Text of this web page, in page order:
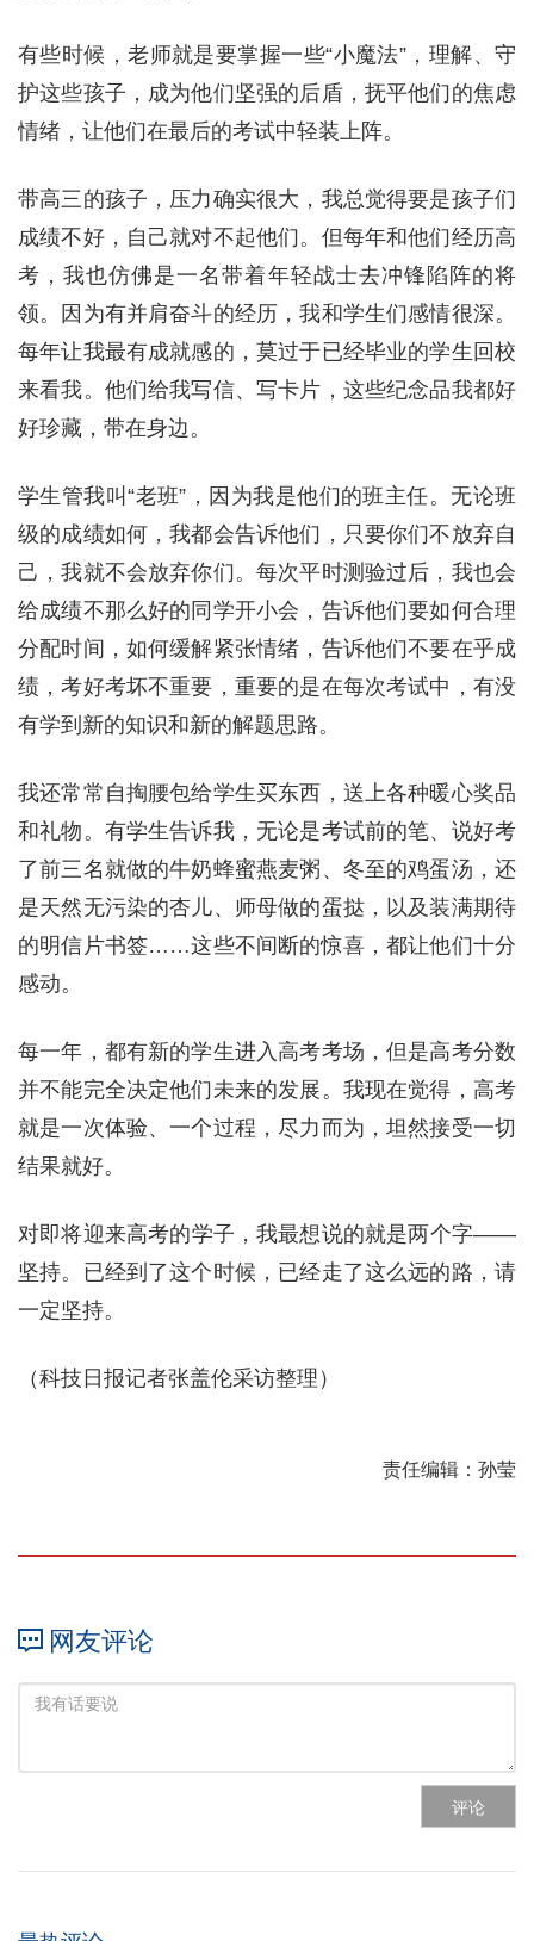
有些时候，老师就是要掌握一些“小魔法”，理解、守
护这些孩子，成为他们坚强的后盾，抚平他们的焦虑
情绪，让他们在最后的考试中轻装上阵。
带高三的孩子，压力确实很大，我总觉得要是孩子们
成绩不好，自己就对不起他们。但每年和他们经历高
考，我也仿佛是一名带着年轻战士去冲锋陷阵的将
领。因为有并肩奋斗的经历，我和学生们感情很深。
每年让我最有成就感的，莫过于已经毕业的学生回校
来看我。他们给我写信、写卡片，这些纪念品我都好
好珍藏，带在身边。
学生管我叫“老班”，因为我是他们的班主任。无论班
级的成绩如何，我都会告诉他们，只要你们不放弃自
己，我就不会放弃你们。每次平时测验过后，我也会
给成绩不那么好的同学开小会，告诉他们要如何合理
分配时间，如何缓解紧张情绪，告诉他们不要在乎成
绩，考好考坏不重要，重要的是在每次考试中，有没
有学到新的知识和新的解题思路。
我还常常自掏腰包给学生买东西，送上各种暖心奖品
和礼物。有学生告诉我，无论是考试前的笔、说好考
了前三名就做的牛奶蜂蜜燕麦粥、冬至的鸡蛋汤，还
是天然无污染的杏儿、师母做的蛋挞，以及装满期待
的明信片书签……这些不间断的惊喜，都让他们十分
感动。
每一年，都有新的学生进入高考考场，但是高考分数
并不能完全决定他们未来的发展。我现在觉得，高考
就是一次体验、一个过程，尽力而为，坦然接受一切
结果就好。
对即将迎来高考的学子，我最想说的就是两个字——
坚持。已经到了这个时候，已经走了这么远的路，请
一定坚持。
（科技日报记者张盖伦采访整理）
责任编辑：孙莹
网友评论
评论